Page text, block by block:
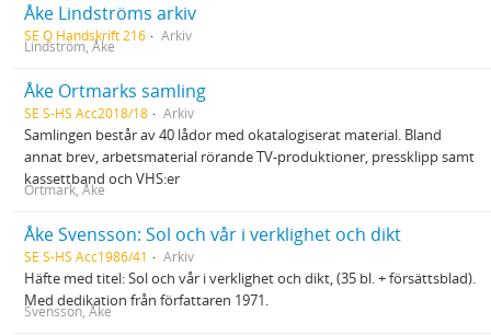
Åke Lindströms arkiv
SE Q Handskrift 216 Arkiv
Lindström, Åke
Åke Ortmarks samling
SE S-HS Acc2018/18 Arkiv
Samlingen består av 40 lådor med okatalogiserat material. Bland
annat brev, arbetsmaterial rörande TV-produktioner, pressklipp samt
kassettband och VHS:er
Ortmark, Åke
Åke Svensson: Sol och vår i verklighet och dikt
SE S-HS Acc1986/41 Arkiv
Häfte med titel: Sol och vår i verklighet och dikt, (35 bl. + försättsblad).
Med dedikation från författaren 1971.
Svensson, Åke